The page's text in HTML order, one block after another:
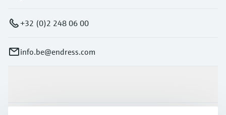
+32 (0)2 248 06 00
info.be@endress.com